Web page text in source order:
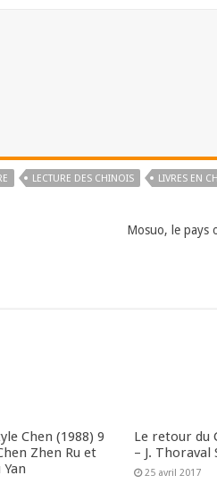
LECTURE DES CHINOIS LIVRES EN
Mosuo, le pays
Chen (1988) 9
Zhen Ru et
Le retour du
– J. Thoraval
25 avril 2017